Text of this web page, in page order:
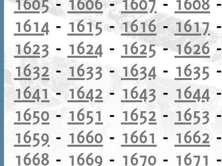
1614 - 1615-1616- 1617
1623 - 1624 - 1625-1626
1632 -1633 - 1634 - 1635
1641- 1642 - 1643 - 1644
1650 - 1651 - 1652 - 1653
1659 - 1660 - 1661 - 1662
1668 - 1669 - 1670 - 1671